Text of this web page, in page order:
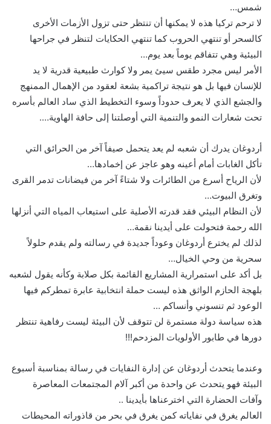
شمس…
لا ترحم تركيا هذه لا يمكنها أن تنتظر حتى تزول الأزمات الأخرى
كالسحر أو تنتهي الحروب كما تنتهي الحكايات لتنظر في جراحها
البيئية وهي تتفاقم يوماً بعد يوم…
الأمر ليس مجرد طقس سيئ يمر ولا كوارث طبيعية قدرية لا يد
للإنسان فيها بل هو نتيجة تراكمية بشعة لعقود من الإهمال الممنهج
والجشع الذي لا يعرف حدوداً وسوء التخطيط الذي ساد العالم بأسره
تحت شعارات النمو والتنمية التي أوصلتنا إلى حافة الهاوية….
أردوغان يدرك أن شعبه لم يعد يتحمل صيفاً آخر من الحرائق التي
تأكل الغابات أمام أعينه وهو عاجز عن إخمادها…
لأن الرياح أسرع من الطائرات ولا شتاءً آخر من فيضانات تدمر القرى
وتغرق البيوت…
لأن النظام البيئي فقد قدرته الأصلية على استيعاب المياه التي أنزلها
الله رحمة فتحولت على أيدينا نقمة…
لذلك لم يخترع أردوغان وعوداً جديدة في رسالته ولم يقدم حلولاً
سحرية من وحي الخيال…
بل أكد على استمرارية المشاريع القائمة بكل صلابة وكأنه يقول لشعبه
بلهجة الحازم الواثق هذه ليست حملة انتخابية عابرة تمطركم فيها
الوعود ثم تنسوني وأنساكم …
هذه سياسة دولة مستمرة لن تتوقف لأن البيئة ليست رفاهية تنتظر
دورها في طابور الأولويات المزدحم!!!
وعندما يتحدث أردوغان عن إدارة النفايات في رسالة بمناسبة أسبوع
البيئة فهو يتحدث عن واحدة من أكبر آلام المجتمعات المعاصرة
وآفات الحضارة التي اخترعناها بأيدينا ..
العالم يغرق في نفاياته كمن يغرق في بحر من قاذوراته المحيطات